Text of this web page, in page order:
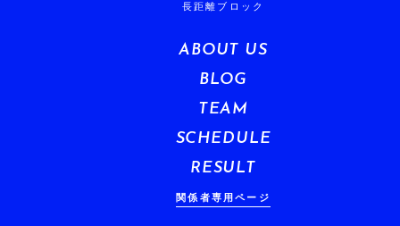
長距離ブロック
ABOUT US
BLOG
TEAM
SCHEDULE
RESULT
関係者専用ページ